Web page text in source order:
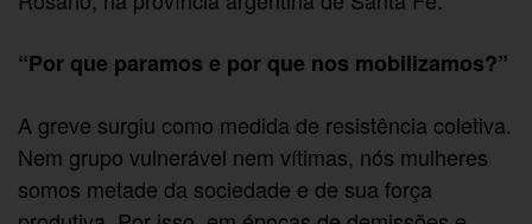
“Por que paramos e por que nos mobilizamos?”
A greve surgiu como medida de resistência coletiva.
Nem grupo vulnerável nem vítimas, nós mulheres
somos metade da sociedade e de sua força